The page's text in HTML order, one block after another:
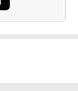
くもんの日本
最強ロボット決
磁気教材を教える
な機器